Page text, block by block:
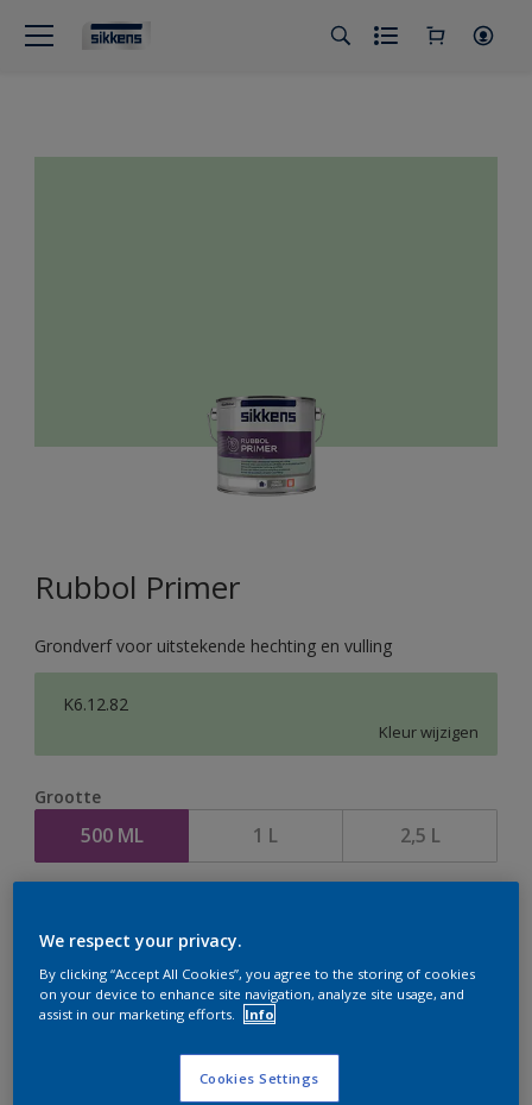
Rubbol Primer
Grondverf voor uitstekende hechting en vulling
K6.12.82
Kleur wijzigen
Grootte
500 ML 1 L 2,5 L
te bestellen. Houd de website in de gaten, we werken
er hard aan om de voorraad aan te vullen.
We respect your privacy.
By clicking “Accept All Cookies”, you agree to the storing of cookies
on your device to enhance site navigation, analyze site usage, and
assist in our marketing efforts.
Info
Cookies Settings